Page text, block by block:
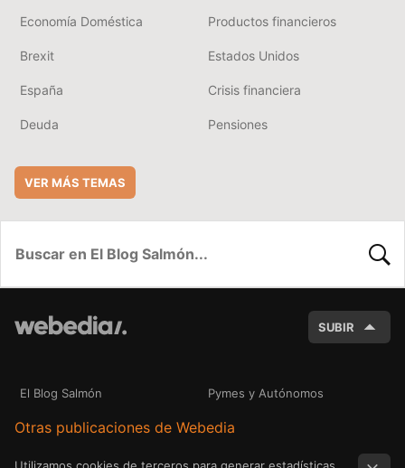
Economía Doméstica Productos financieros
Brexit Estados Unidos
España Crisis financiera
Deuda Pensiones
VER MÁS TEMAS
SUBIR
El Blog Salmón Pymes y Autónomos
Otras publicaciones de Webedia